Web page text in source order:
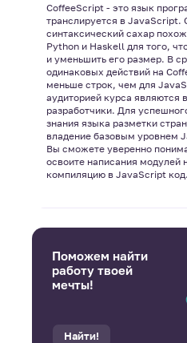
CoffeeScript - это язык
транслируется в JavaScript.
синтаксический сахар
Python и Haskell для того,
и уменьшить его размер. В
одинаковых действий на
меньше строк, чем для
аудиторией курса являются
разработчики. Для
знания языка разметки
владение базовым уровнем
Вы сможете уверенно
освоите написания модулей
компиляцию в JavaScript код.
Поможем найти
работу твоей
мечты!
Найти!